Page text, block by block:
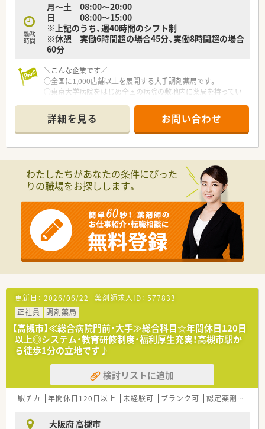
勤務
時間
月〜土 08:00〜20:00
日 08:00〜15:00
※上記のうち、週40時間のシフト制
※休憩 実働6時間超の場合45分、実働8時間超の場合
60分
＼こんな企業です／
○全国に1,000店舗以上を展開する大手調剤薬局です。
○東京大学病院をはじめ全国の病院の敷地内に薬局を持ってい
病診薬連携を強化することで、地域にお住いの患者様に高度な医
療の提供を実現しています。
○全店「同一の機械・システム」を採用しており、且つ処方箋の応
需内容が多岐にわたる（敷地内・病院門前・医療モール・CL門前）
○長期就業＆自己研讃を続ける事で給与があがる仕組みになっ
ており、将来的に高年収も狙う事が出来ます。
○インターネットを使って処方薬の飲み方を遠隔指導する「オン
ライン服薬指導」、今後も病院の「敷地内薬局」の推進、女性客の
取り込みを狙う店舗でデザインの一新。
M&Aによる店舗拡大と業界のリーディングカンパニーとして成
長を続けています。
○どの店舗も、最新システムが整っています！
＼福利厚生／
〇「社員第一主義」を掲げている同社では、福利厚生面が手厚く
できる制度）」等
プライベートも充実出来る様にワークライフバランスを後押し
してくれる制度が充実しています。
〇社員割引制度、財形貯蓄制度、スポーツジム優待等が受けられ
る他、提携の保養施設は全国に40ヵ所あります。
〇産休・育休・時短勤務者2,097人以上等、どれも業界トップクラ
スの実績!
産休、育休取得はもちろんのこと、育児短時間勤務制度を実施
育児休業より復帰後、1日最大2時間短縮して勤務できる制度で
す。
法律では3歳までですが、同社では小学校就学時までの期間利用
詳細を見る お問い合わせ
わたしたちがあなたの条件にぴった
りの職場をお探しします。
更新日： 2026/06/22 薬剤師求人ID： 577833
正社員
調剤薬局
【高槻市】≪総合病院門前・大手≫総合科目☆年間休日120日
以上◎システム・教育研修制度・福利厚生充実！高槻市駅か
ら徒歩1分の立地です♪
検討リストに追加
駅チカ 年間休日120日以上 未経験可 ブランク可 認定薬剤師取得支援あり
大阪府 高槻市